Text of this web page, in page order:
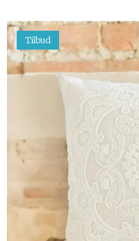
Tilbud